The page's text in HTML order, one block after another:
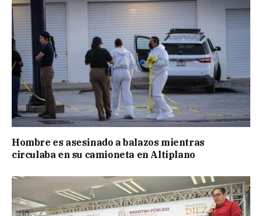
Hombre es asesinado a balazos mientras
circulaba en su camioneta en Altiplano